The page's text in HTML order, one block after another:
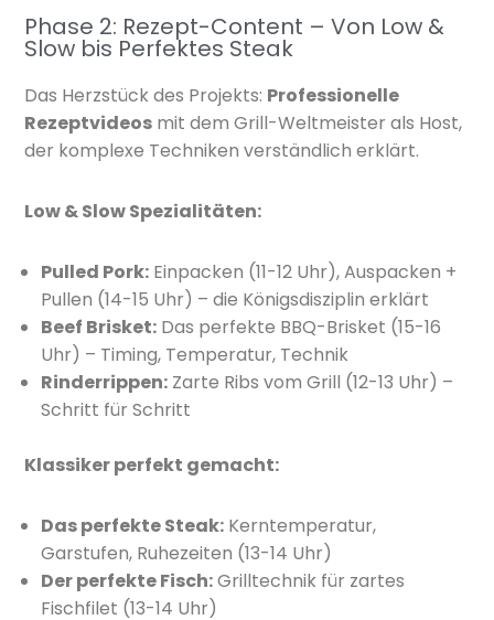
Phase 2: Rezept-Content – Von Low &
Slow bis Perfektes Steak
Das Herzstück des Projekts: Professionelle
Rezeptvideos mit dem Grill-Weltmeister als Host,
der komplexe Techniken verständlich erklärt.
Low & Slow Spezialitäten:
Pulled Pork: Einpacken (11-12 Uhr), Auspacken +
Pullen (14-15 Uhr) – die Königsdisziplin erklärt
Beef Brisket: Das perfekte BBQ-Brisket (15-16
Uhr) – Timing, Temperatur, Technik
Rinderrippen: Zarte Ribs vom Grill (12-13 Uhr) –
Schritt für Schritt
Klassiker perfekt gemacht:
Das perfekte Steak: Kerntemperatur,
Garstufen, Ruhezeiten (13-14 Uhr)
Der perfekte Fisch:Grilltechnik für zartes
Fischfilet (13-14 Uhr)